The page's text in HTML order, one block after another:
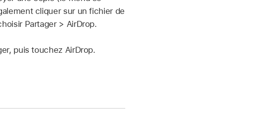
cliquer sur un fichier de
Partager > AirDrop.
puis touchez AirDrop.